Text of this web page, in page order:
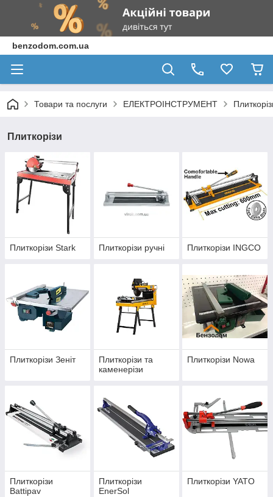
benzodom.com.ua
Товари та послуги ЕЛЕКТРОІНСТРУМЕНТ
Плиткорізи
Плиткорізи Stark Плиткорізи ручні Плиткорізи INGCO
Плиткорізи Зеніт
Плиткорізи та
каменерізи
Плиткорізи Nowa
Плиткорізи
Battipav
Плиткорізи
EnerSol
Плиткорізи YATO